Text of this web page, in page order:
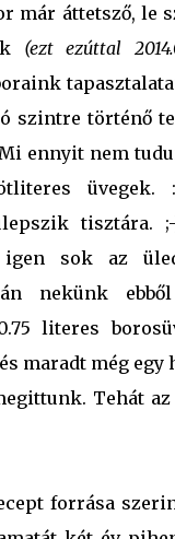
már áttetsző, le
(ezt ezúttal
szintre történő
ennyit nem
üvegek.
tisztára.
igen sok az
nekünk
literes
maradt még egy
Tehát
forrása